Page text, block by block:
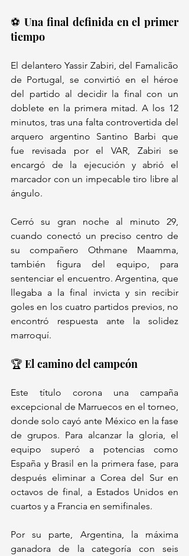
⚽ Una final definida en el primer
tiempo
El delantero Yassir Zabiri, del Famalicão
de Portugal, se convirtió en el héroe
del partido al decidir la final con un
doblete en la primera mitad. A los 12
minutos, tras una falta controvertida del
arquero argentino Santino Barbi que
fue revisada por el VAR, Zabiri se
encargó de la ejecución y abrió el
marcador con un impecable tiro libre al
ángulo.
Cerró su gran noche al minuto 29,
cuando conectó un preciso centro de
su compañero Othmane Maamma,
también figura del equipo, para
sentenciar el encuentro. Argentina, que
llegaba a la final invicta y sin recibir
goles en los cuatro partidos previos, no
encontró respuesta ante la solidez
marroquí.
🏆 El camino del campeón
Este título corona una campaña
excepcional de Marruecos en el torneo,
donde solo cayó ante México en la fase
de grupos. Para alcanzar la gloria, el
equipo superó a potencias como
España y Brasil en la primera fase, para
después eliminar a Corea del Sur en
octavos de final, a Estados Unidos en
cuartos y a Francia en semifinales.
Por su parte, Argentina, la máxima
ganadora de la categoría con seis